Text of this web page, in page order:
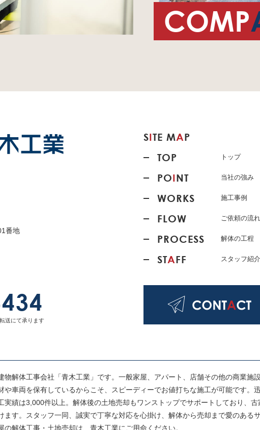
COMP
番地
送にて承ります
SITE MAP
TOP
トップ
POINT 当社の強み
WORKS 施工事例
FLOW ご依頼の流れ
PROCESS 解体の工程
STAFF スタッフ紹介
物解体工事会社「青木工業」です。一般家屋、アパート、店舗その他の商業施
や車両を保有しているからこそ、スピーディーでお値打ちな施工が可能です。
実績は3,000件以上。解体後の土地売却もワンストップでサポートしており、
ます。スタッフ一同、誠実で丁寧な対応を心掛け、解体から売却まで愛のある
の解体工事・土地売却は、青木工業にご用命ください。